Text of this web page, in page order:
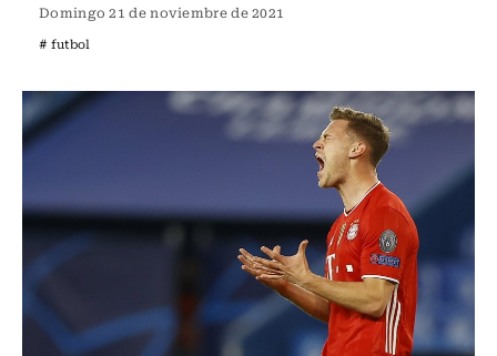
Domingo 21 de noviembre de 2021
# futbol